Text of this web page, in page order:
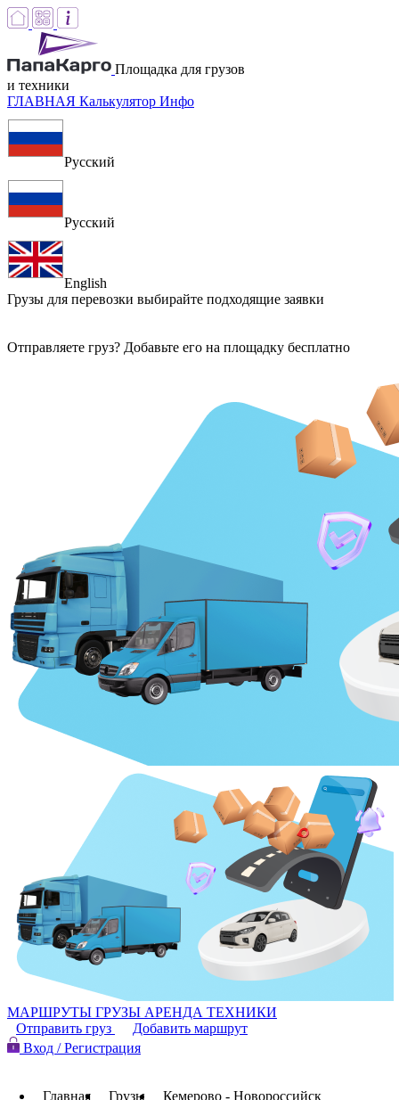
Площадка для грузов
и техники
ГЛАВНАЯ Калькулятор Инфо
Русский
Русский
English
Грузы для перевозки выбирайте подходящие заявки
Отправляете груз? Добавьте его на площадку бесплатно
МАРШРУТЫ ГРУЗЫ АРЕНДА ТЕХНИКИ
Отправить груз
Добавить маршрут
Вход / Регистрация
Главная Грузы Кемерово - Новороссийск